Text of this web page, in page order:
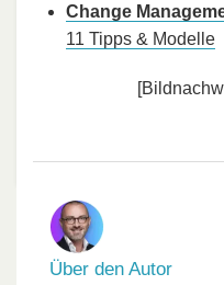
Change
11 Tipps & Modelle
Über den Autor